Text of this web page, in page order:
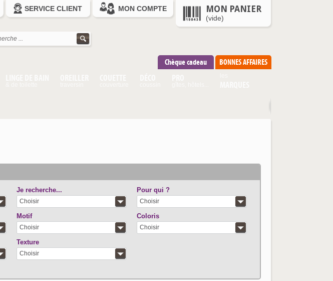
SERVICE CLIENT MON COMPTE MON PANIER
(vide)
BONNES AFFAIRES
Chèque cadeau
Je recherche...
Choisir
Pour qui ?
Choisir
Motif
Choisir
Coloris
Choisir
Texture
Choisir